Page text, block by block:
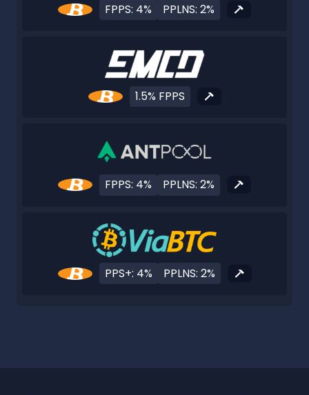
FPPS: 4% PPLNS: 2%
1.5% FPPS
FPPS: 4% PPLNS: 2%
PPS+: 4% PPLNS: 2%